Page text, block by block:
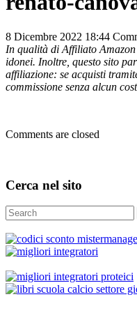
8 Dicembre 2022 18:44
In qualità di Affiliato
idonei. Inoltre, questo sito
affiliazione: se acquisti
commissione senza alcun
Comments are closed
Cerca nel sito